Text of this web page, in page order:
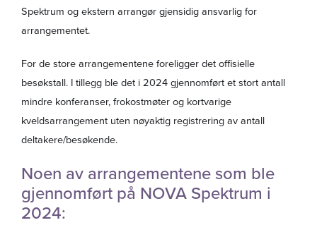
Spektrum og ekstern arrangør gjensidig ansvarlig for
arrangementet.
For de store arrangementene foreligger det offisielle
besøkstall. I tillegg ble det i 2024 gjennomført et stort antall
mindre konferanser, frokostmøter og kortvarige
kveldsarrangement uten nøyaktig registrering av antall
deltakere/besøkende.
Noen av arrangementene som ble
gjennomført på NOVA Spektrum i
2024: